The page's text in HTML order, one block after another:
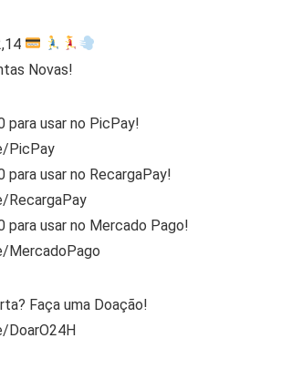
Novas!
para usar no PicPay!
PicPay
para usar no RecargaPay!
para usar no Mercado Pago!
Faça uma Doação!